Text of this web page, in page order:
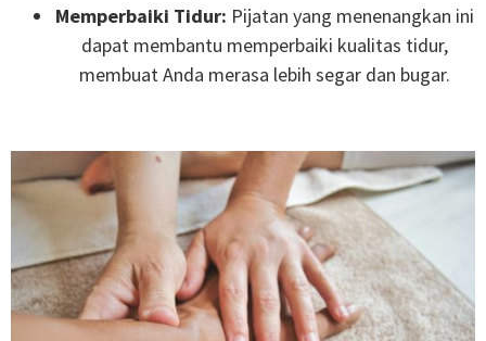
Memperbaiki Tidur: Pijatan yang menenangkan ini
dapat membantu memperbaiki kualitas tidur,
membuat Anda merasa lebih segar dan bugar.